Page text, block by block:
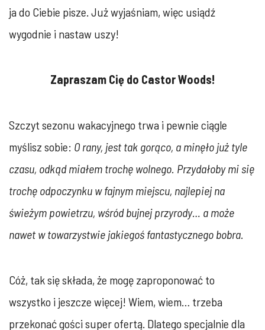
ja do Ciebie pisze. Już wyjaśniam, więc usiądź
wygodnie i nastaw uszy!
Zapraszam Cię do Castor Woods!
Szczyt sezonu wakacyjnego trwa i pewnie ciągle
myślisz sobie: O rany, jest tak gorąco, a minęło już tyle
czasu, odkąd miałem trochę wolnego. Przydałoby mi się
trochę odpoczynku w fajnym miejscu, najlepiej na
świeżym powietrzu, wśród bujnej przyrody… a może
nawet w towarzystwie jakiegoś fantastycznego bobra.
Cóż, tak się składa, że mogę zaproponować to
wszystko i jeszcze więcej! Wiem, wiem… trzeba
przekonać gości super ofertą. Dlatego specjalnie dla